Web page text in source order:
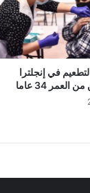
في إنجلترا
34 عاما